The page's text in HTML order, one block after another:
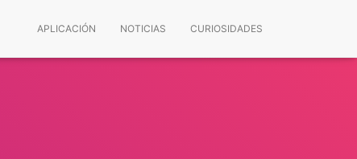
APLICACIÓN NOTICIAS CURIOSIDADES